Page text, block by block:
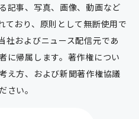
記事、写真、画像、動画など
ており、原則として無断使用で
社およびニュース配信元であ
に帰属します。著作権につい
え方、および新聞著作権協議
さい。